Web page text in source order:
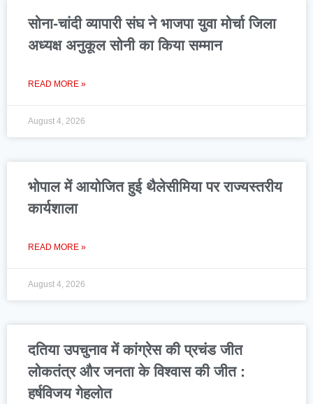
सोना-चांदी व्यापारी संघ ने भाजपा युवा मोर्चा जिला
अध्यक्ष अनुकूल सोनी का किया सम्मान
READ MORE »
August 4, 2026
भोपाल में आयोजित हुई थैलेसीमिया पर राज्यस्तरीय
कार्यशाला
READ MORE »
August 4, 2026
दतिया उपचुनाव में कांग्रेस की प्रचंड जीत
लोकतंत्र और जनता के विश्वास की जीत :
हर्षविजय गेहलोत